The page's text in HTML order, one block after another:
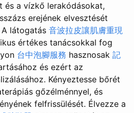
és a vízkő lerakódásokat,
erejének elvesztését
A látogatás 音波拉皮讓肌膚重現
értékes tanácsokkal fog
台中泡腳服務 hasznosak 記
és ezért az
Kényeztesse bőrét
gőzélménnyel, és
felfrissülését. Élvezze a